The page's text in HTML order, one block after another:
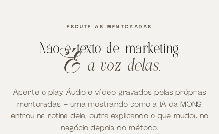
ESCUTE AS MENTORADAS
Não é texto de marketing.
É a voz delas.
Aperte o play. Áudio e vídeo gravados pelas próprias
mentoradas — uma mostrando como a IA da MONS
entrou na rotina dela, outra explicando o que mudou no
negócio depois do método.